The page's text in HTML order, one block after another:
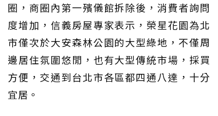
圈，商圈內第一殯儀館拆除後，消費者詢問
度增加，信義房屋專家表示，榮星花園為北
市僅次於大安森林公園的大型綠地，不僅周
邊居住氛圍悠閒，也有大型傳統市場，採買
方便，交通到台北市各區都四通八達，十分
宜居。